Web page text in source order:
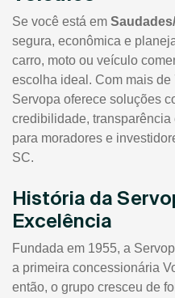
Se você está em
segura, econômica e
carro, moto ou veículo
escolha ideal. Com mais
Servopa oferece soluções
credibilidade,
para moradores e
SC.
História da
Excelência
Fundada em 1955, a
a primeira concessionária
então, o grupo cresceu de